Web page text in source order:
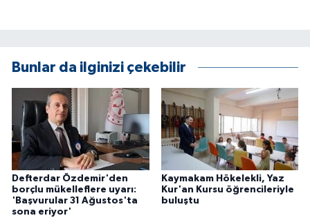
Bunlar da ilginizi çekebilir
Defterdar Özdemir'den
borçlu mükelleflere uyarı:
'Başvurular 31 Ağustos'ta
sona eriyor'
Kaymakam Hökelekli, Yaz
Kur'an Kursu öğrencileriyle
buluştu